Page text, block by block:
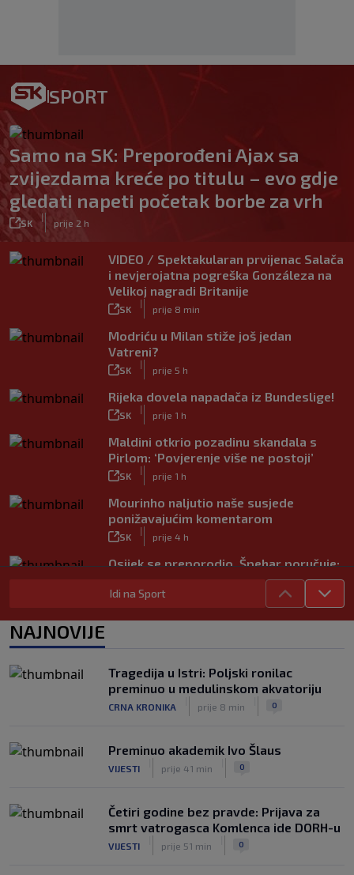
SPORT
Samo na SK: Preporođeni Ajax sa
zvijezdama kreće po titulu – evo gdje
gledati napeti početak borbe za vrh
SK
|
prije 2 h
VIDEO / Spektakularan prvijenac Salača
i nevjerojatna pogreška Gonzáleza na
Velikoj nagradi Britanije
SK
|
prije 8 min
Modriću u Milan stiže još jedan
Vatreni?
SK
|
prije 5 h
Rijeka dovela napadača iz Bundeslige!
SK
|
prije 1 h
Maldini otkrio pozadinu skandala s
Pirlom: ‘Povjerenje više ne postoji’
SK
|
prije 1 h
Mourinho naljutio naše susjede
ponižavajućim komentarom
SK
|
prije 4 h
Osijek se preporodio, Špehar poručuje:
SK
|
prije 2 h
Carević nakon drugog poraza: ‘Ne
SK prije 5 h
Zekić sasuo kritike nakon remija: ‘O
problemima možemo pričati tri dana’
Idi na Sport
NAJNOVIJE
Tragedija u Istri: Poljski ronilac
preminuo u medulinskom akvatoriju
CRNA KRONIKA prije 8 min 0
Preminuo akademik Ivo Šlaus
VIJESTI prije 41 min 0
Četiri godine bez pravde: Prijava za
smrt vatrogasca Komlenca ide DORH-u
VIJESTI prije 51 min 0